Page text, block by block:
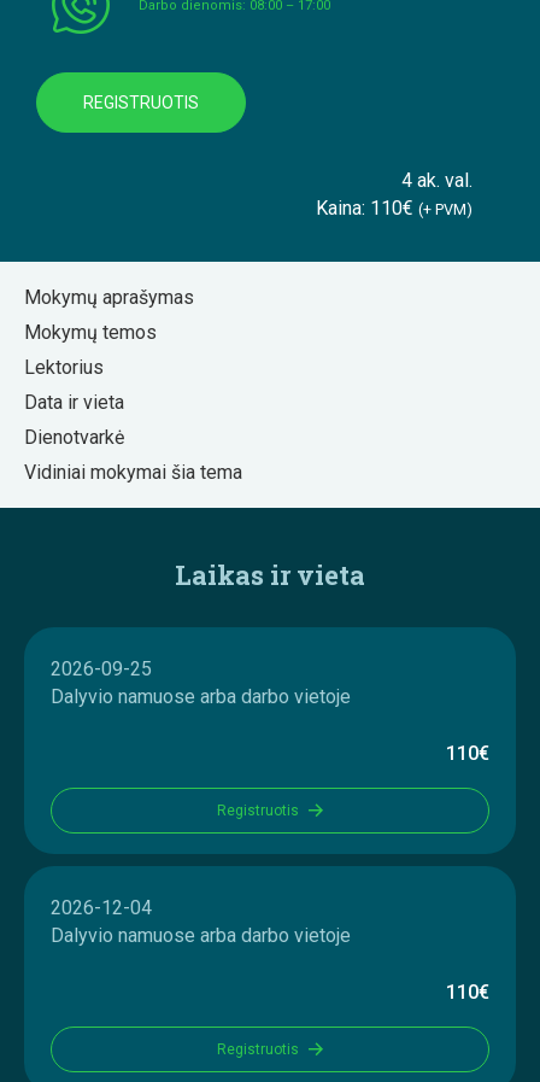
Darbo dienomis: 08:00 – 17:00
REGISTRUOTIS
4 ak. val.
Kaina: 110€ (+ PVM)
Mokymų aprašymas
Mokymų temos
Lektorius
Data ir vieta
Dienotvarkė
Vidiniai mokymai šia tema
Laikas ir vieta
2026-09-25
Dalyvio namuose arba darbo vietoje
110€
Registruotis
2026-12-04
Dalyvio namuose arba darbo vietoje
110€
Registruotis